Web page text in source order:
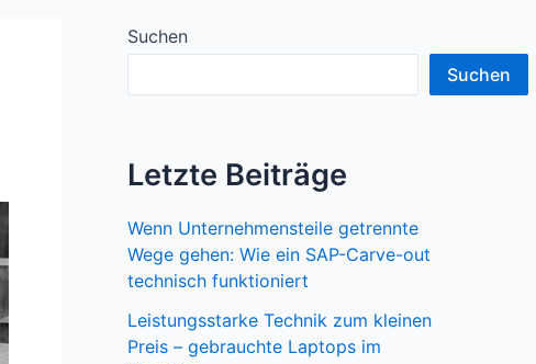
Suchen
Suchen
Letzte Beiträge
Wenn Unternehmensteile getrennte
Wege gehen: Wie ein SAP-Carve-out
technisch funktioniert
Leistungsstarke Technik zum kleinen
Preis – gebrauchte Laptops im